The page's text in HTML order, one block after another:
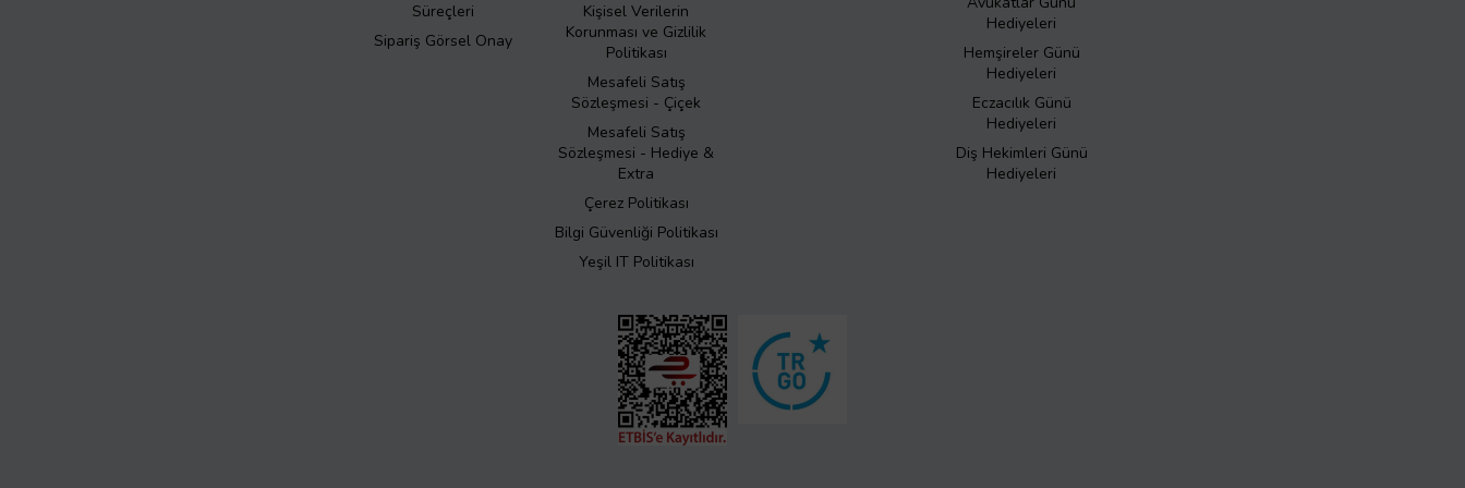
Süreçleri
Sipariş Görsel Onay
Kişisel Verilerin
Korunması ve Gizlilik
Politikası
Mesafeli Satış
Sözleşmesi - Çiçek
Mesafeli Satış
Sözleşmesi - Hediye &
Extra
Çerez Politikası
Bilgi Güvenliği Politikası
Yeşil IT Politikası
Hediyeleri
Hemşireler Günü
Hediyeleri
Eczacılık Günü
Hediyeleri
Diş Hekimleri Günü
Hediyeleri